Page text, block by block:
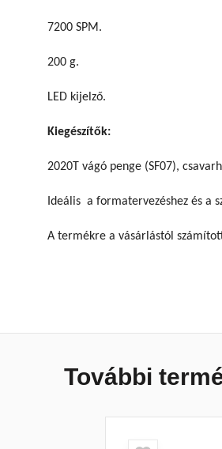
7200 SPM.
200 g.
LED kijelző.
Kiegészítők:
2020T vágó penge (SF07),
Ideális a formatervezéshez és a
A termékre a vásárlástól
További